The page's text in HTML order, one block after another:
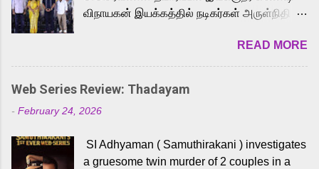
Raavan, “Oru Maalai” from Ghajini, and
loved for his versatile voice and strong
command over multiple languages, making
him a strong fit for the legendary character.
cinema, voices the menacing Skeletor
across the Tamil, Malayalam, and Telugu
விநாயகன் இயக்கத்தில் நடிகர்கள் அருள்நிதி -
முக்கிய வேடத்தில் இணைந்து நடித்திருக்கும்
'அருள்வான்' திரைப்படத்தினை
பத்திரிக்கையாளர் சந்திப்பு சென்னையில்
நடைபெற்றது. இயக்குநர் கணேஷ் விநாயகன்
இயக்கத்தில் உருவாகியுள்ள 'அருள்வான்'
வெங்கட், ரம்யா பாண்டியன், வி டி வி கணேஷ் ,
ஜான் விஜய், பேபி கிருத்திகா, 'பருத்திவீரன்'
READ MORE
Web Series Review: Thadayam
- February 24, 2026
SI Adhyaman ( Samuthirakani ) investigates
a gruesome twin murder of 2 couples in a